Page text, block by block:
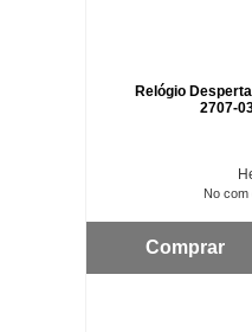
Relógio
2707-
No com
Comprar